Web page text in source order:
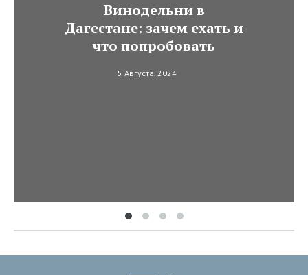
Винодельни в
Дагестане: зачем ехать и
что попробовать
5 Августа, 2024